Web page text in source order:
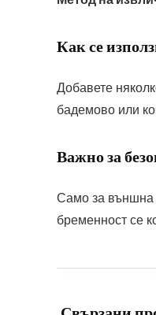
Как се
Добавете
бадемово или
Важно за
Само за външна
бременност се